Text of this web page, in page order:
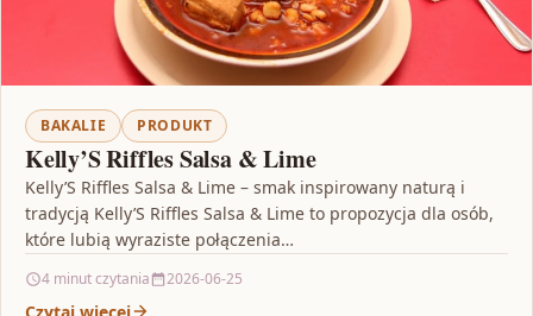
BAKALIE PRODUKT
Kelly’S Riffles Salsa & Lime
Kelly’S Riffles Salsa & Lime – smak inspirowany naturą i
tradycją Kelly’S Riffles Salsa & Lime to propozycja dla osób,
które lubią wyraziste połączenia…
4 minut czytania 2026-06-25
Czytaj więcej